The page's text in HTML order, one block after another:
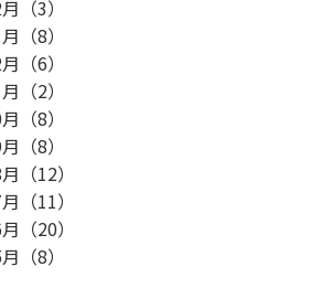
（3）
（8）
（6）
（2）
（8）
（8）
（12）
（11）
（20）
（8）